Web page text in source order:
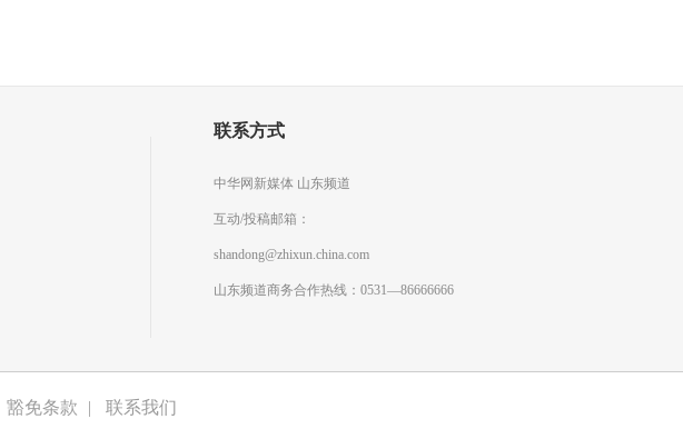
联系方式
中华网新媒体 山东频道
互动/投稿邮箱：
shandong@zhixun.china.com
山东频道商务合作热线：0531—86666666
豁免条款 | 联系我们